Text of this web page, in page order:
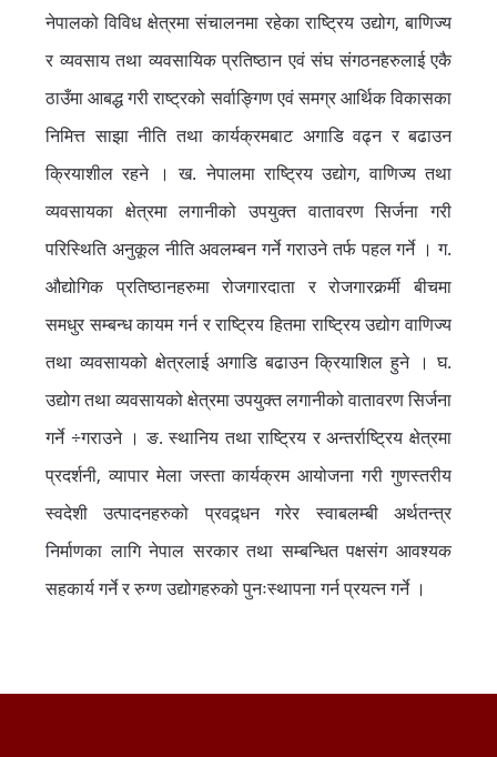
नेपालको विविध क्षेत्रमा संचालनमा रहेका राष्ट्रिय उद्योग, बाणिज्य
र व्यवसाय तथा व्यवसायिक प्रतिष्ठान एवं संघ संगठनहरुलाई एकै
ठाउँमा आबद्ध गरी राष्ट्रको सर्वाङ्गिण एवं समग्र आर्थिक विकासका
निमित्त साझा नीति तथा कार्यक्रमबाट अगाडि वढ्न र बढाउन
क्रियाशील रहने । ख. नेपालमा राष्ट्रिय उद्योग, वाणिज्य तथा
व्यवसायका क्षेत्रमा लगानीको उपयुक्त वातावरण सिर्जना गरी
परिस्थिति अनुकूल नीति अवलम्बन गर्ने गराउने तर्फ पहल गर्ने । ग.
औद्योगिक प्रतिष्ठानहरुमा रोजगारदाता र रोजगारकर्र्मी बीचमा
समधुर सम्बन्ध कायम गर्न र राष्ट्रिय हितमा राष्ट्रिय उद्योग वाणिज्य
तथा व्यवसायको क्षेत्रलाई अगाडि बढाउन क्रियाशिल हुने । घ.
उद्योग तथा व्यवसायको क्षेत्रमा उपयुक्त लगानीको वातावरण सिर्जना
गर्ने ÷गराउने । ङ. स्थानिय तथा राष्ट्रिय र अन्तर्राष्ट्रिय क्षेत्रमा
प्रदर्शनी, व्यापार मेला जस्ता कार्यक्रम आयोजना गरी गुणस्तरीय
स्वदेशी उत्पादनहरुको प्रवद्र्धन गरेर स्वाबलम्बी अर्थतन्त्र
निर्माणका लागि नेपाल सरकार तथा सम्बन्धित पक्षसंग आवश्यक
सहकार्य गर्ने र रुग्ण उद्योगहरुको पुनःस्थापना गर्न प्रयत्न गर्ने ।